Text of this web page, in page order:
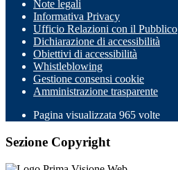
Note legali
Informativa Privacy
Ufficio Relazioni con il Pubblico
Dichiarazione di accessibilità
Obiettivi di accessibilità
Whistleblowing
Gestione consensi cookie
Amministrazione trasparente
Pagina visualizzata 965 volte
Sezione Copyright